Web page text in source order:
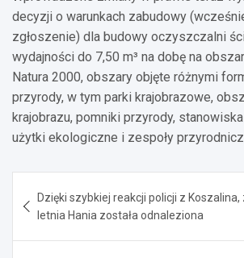
decyzji o warunkach zabudowy
zgłoszenie) dla budowy oczyszczalni
wydajności do 7,50 m³ na dobę na
Natura 2000, obszary objęte różnymi
przyrody, w tym parki krajobrazowe,
krajobrazu, pomniki przyrody,
użytki ekologiczne i zespoły
wpisu
Dzięki szybkiej reakcji policji z
letnia Hania została odnaleziona